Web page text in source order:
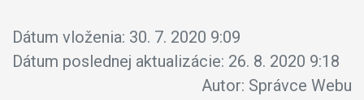
Dátum vloženia: 30. 7. 2020 9:09
Dátum poslednej aktualizácie: 26. 8. 2020 9:18
Autor: Správce Webu